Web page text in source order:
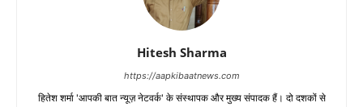
Hitesh Sharma
https://aapkibaatnews.com
हितेश शर्मा 'आपकी बात न्यूज़ नेटवर्क' के संस्थापक और मुख्य संपादक हैं। दो दशकों से